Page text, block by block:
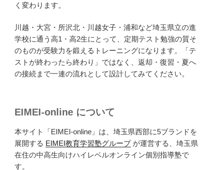
く変わります。
川越・大宮・所沢北・川越女子・浦和など埼玉県立の進
学校に通う高1・高2生にとって、定期テスト勉強の質そ
のものが受験力を鍛えるトレーニングになります。「テ
ストが終わったら終わり」ではなく、返却・復習・夏へ
の接続まで一連の流れとして設計してみてください。
EIMEI-online について
本サイト「EIMEI-online」は、埼玉県西部に5ブランドを
展開する EIMEI教育学習塾グループが運営する、埼玉県
在住の中高生向けハイレベルオンライン個別指導塾で
す。